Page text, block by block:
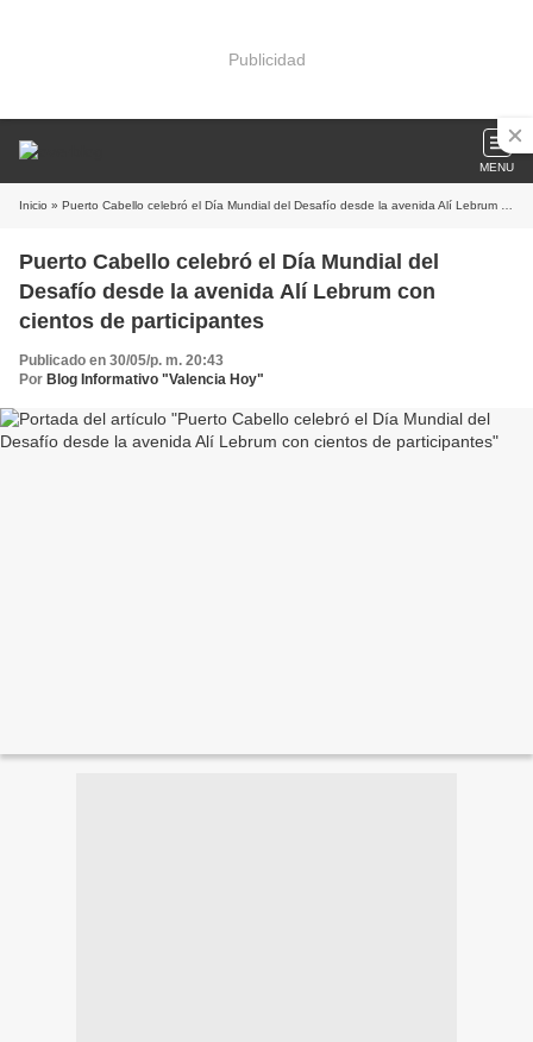
Publicidad
MENU
Inicio » Puerto Cabello celebró el Día Mundial del Desafío desde la avenida Alí Lebrum con cientos de participantes
Puerto Cabello celebró el Día Mundial del
Desafío desde la avenida Alí Lebrum con
cientos de participantes
Publicado en 30/05/p. m. 20:43
Por Blog Informativo "Valencia Hoy"